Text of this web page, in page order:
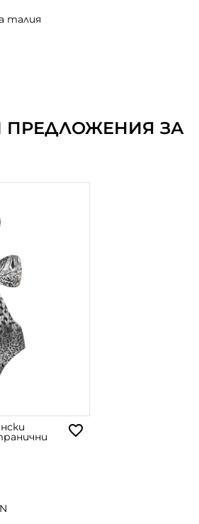
талия
ПРЕДЛОЖЕНИЯ ЗА